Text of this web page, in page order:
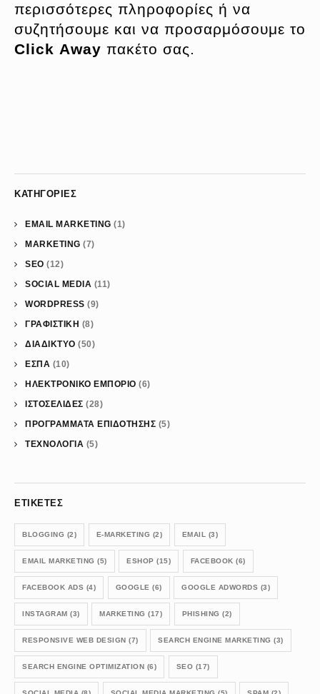
περισσότερες πληροφορίες ή να
συζητήσουμε και να προσαρμόσουμε το
Click Away πακέτο σας.
ΚΑΤΗΓΟΡΊΕΣ
EMAIL MARKETING (1)
MARKETING (7)
SEO (12)
SOCIAL MEDIA (11)
WORDPRESS (9)
ΓΡΑΦΙΣΤΙΚΗ (8)
ΔΙΑΔΙΚΤΥΟ (50)
ΕΣΠΑ (10)
ΗΛΕΚΤΡΟΝΙΚΟ ΕΜΠΟΡΙΟ (6)
ΙΣΤΟΣΕΛΙΔΕΣ (28)
ΠΡΟΓΡΑΜΜΑΤΑ ΕΠΙΔΟΤΗΣΗΣ (5)
ΤΕΧΝΟΛΟΓΙΑ (5)
ΕΤΙΚΈΤΕΣ
BLOGGING (2) E-MARKETING (2) EMAIL (3)
EMAIL MARKETING (5) ESHOP (15) FACEBOOK (6)
FACEBOOK ADS (4) GOOGLE (6) GOOGLE ADWORDS (3)
INSTAGRAM (3) MARKETING (17) PHISHING (2)
RESPONSIVE WEB DESIGN (7) SEARCH ENGINE MARKETING (3)
SEARCH ENGINE OPTIMIZATION (6) SEO (17)